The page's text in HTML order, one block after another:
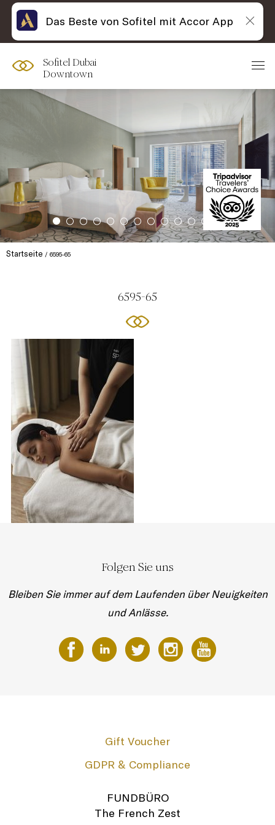
Sofitel Dubai
Downtown
Startseite 6595-65
6595-65
Folgen Sie uns
Bleiben Sie immer auf dem Laufenden über Neuigkeiten
und Anlässe.
Gift Voucher
GDPR & Compliance
FUNDBÜRO
The French Zest
Das Beste von Sofitel mit Accor App